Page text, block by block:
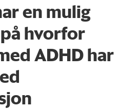
en mulig
hvorfor
ADHD har